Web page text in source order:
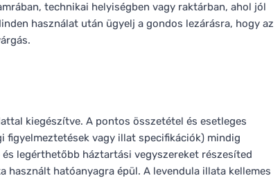
technikai helyiségben vagy raktárban, ahol jól
használat után ügyelj a gondos lezárásra, hogy az
kiegészítve. A pontos összetétel és esetleges
vagy illat specifikációk) mindig
legérthetőbb háztartási vegyszereket részesíted
hatóanyagra épül. A levendula illata kellemes